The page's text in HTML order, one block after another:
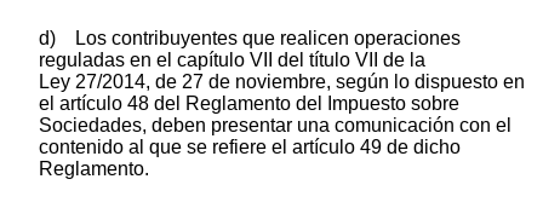
d) Los contribuyentes que realicen operaciones
reguladas en el capítulo VII del título VII de la
Ley 27/2014, de 27 de noviembre, según lo dispuesto en
el artículo 48 del Reglamento del Impuesto sobre
Sociedades, deben presentar una comunicación con el
contenido al que se refiere el artículo 49 de dicho
Reglamento.